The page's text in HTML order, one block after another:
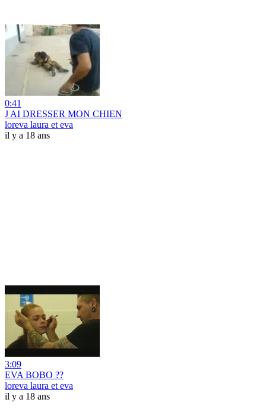
0:41
J AI DRESSER MON CHIEN
loreva laura et eva
il y a 18 ans
3:09
EVA BOBO ??
loreva laura et eva
il y a 18 ans